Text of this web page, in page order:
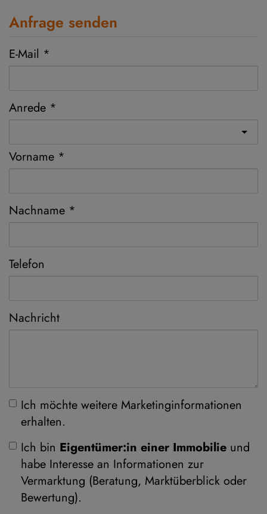
Anfrage senden
E-Mail
Anrede
Vorname
Nachname
Telefon
Nachricht
Ich möchte weitere Marketinginformationen
erhalten.
Ich bin Eigentümer:in einer Immobilie und
habe Interesse an Informationen zur
Vermarktung (Beratung, Marktüberblick oder
Bewertung).